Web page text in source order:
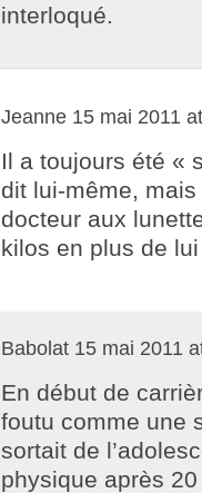
interloqué.
Jeanne 15 mai 2011
Il a toujours été «
dit lui-même,
docteur aux
kilos en plus de
Babolat 15 mai 2011
En début de
foutu comme une
sortait de
physique après